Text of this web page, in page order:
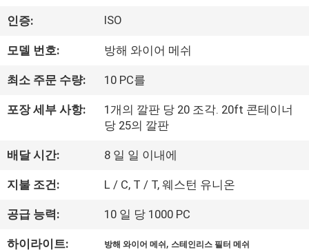
에
관
공
투
어
인증: ISO
모델 번호: 방해 와이어 메쉬
최소 주문 수량: 10 PC를
포장 세부 사항:
1개의 깔판 당 20 조각. 20ft 콘테이너
당 25의 깔판
배달 시간: 8 일 일 이내에
지불 조건: L / C, T / T, 웨스턴 유니온
공급 능력: 10 일 당 1000 PC
하이라이트: 방해 와이어 메쉬 , 스테인리스 필터 메쉬